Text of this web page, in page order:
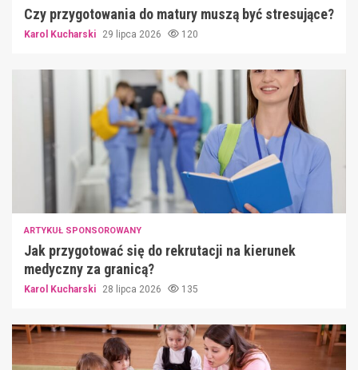
Czy przygotowania do matury muszą być stresujące?
Karol Kucharski 29 lipca 2026 120
ARTYKUŁ SPONSOROWANY
Jak przygotować się do rekrutacji na kierunek
medyczny za granicą?
Karol Kucharski 28 lipca 2026 135